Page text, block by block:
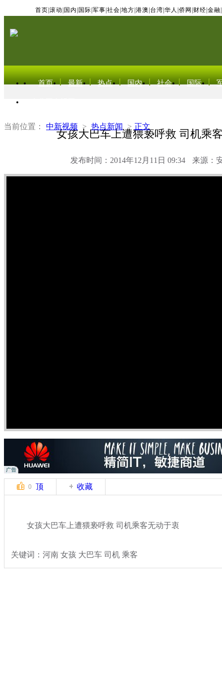
首页 滚动 国内 国际 军事 社会 地方 港澳 台湾 华人 侨网 财经 金融
首页 最新 热点 国内 社会 国际
当前位置： 中新视频 > 热点新闻 > 正文
女孩大巴车上遭猥亵呼救 司机乘
发布时间：2014年12月11日 09:34 来源：
0 顶 收藏
女孩大巴车上遭猥亵呼救 司机乘客无动于衷
关键词：河南 女孩 大巴车 司机 乘客